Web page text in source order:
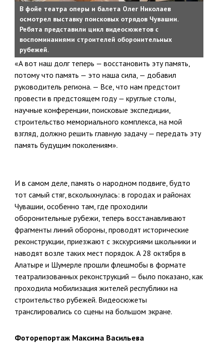
В фойе театра оперы и балета Олег Николаев
осмотрел выставку поисковых отрядов Чувашии.
Ребята представили цикл видеосюжетов с
воспоминаниями строителей оборонительных
рубежей.
«А вот наш долг теперь — восстановить эту память,
потому что память — это наша сила, — добавил
руководитель региона. — Все, что нам предстоит
провести в предстоящем году — круглые столы,
научные конференции, поисковые экспедиции,
строительство мемориального комплекса, на мой
взгляд, должно решить главную задачу — передать эту
память будущим поколениям».
И в самом деле, память о народном подвиге, будто
тот самый стяг, всколыхнулась: в городах и районах
Чувашии, особенно там, где проходили
оборонительные рубежи, теперь восстанавливают
фрагменты линий обороны, проводят исторические
реконструкции, приезжают с экскурсиями школьники и
наводят возле таких мест порядок. А 28 октября в
Алатыре и Шумерле прошли флешмобы в формате
театрализованных реконструкций — было показано, как
проходила мобилизация жителей республики на
строительство рубежей. Видеосюжеты
транслировались со сцены на большом экране.
Фоторепортаж Максима Васильева